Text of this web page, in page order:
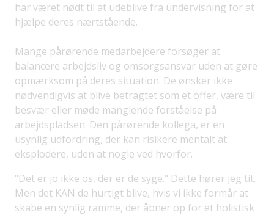
har været nødt til at udeblive fra undervisning for at
hjælpe deres nærtstående.
Mange pårørende medarbejdere forsøger at
balancere arbejdsliv og omsorgsansvar uden at gøre
opmærksom på deres situation. De ønsker ikke
nødvendigvis at blive betragtet som et offer, være til
besvær eller møde manglende forståelse på
arbejdspladsen. Den pårørende kollega, er en
usynlig udfordring, der kan risikere mentalt at
eksplodere, uden at nogle ved hvorfor.
"Det er jo ikke os, der er de syge." Dette hører jeg tit.
Men det KAN de hurtigt blive, hvis vi ikke formår at
skabe en synlig ramme, der åbner op for et holistisk